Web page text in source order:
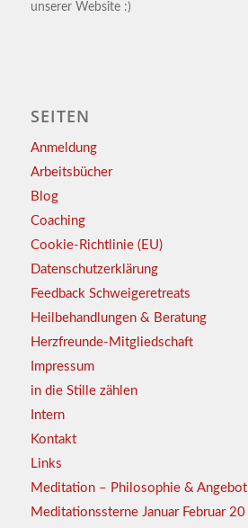
unserer Website :)
SEITEN
Anmeldung
Arbeitsbücher
Blog
Coaching
Cookie-Richtlinie (EU)
Datenschutzerklärung
Feedback Schweigeretreats
Heilbehandlungen & Beratung
Herzfreunde-Mitgliedschaft
Impressum
in die Stille zählen
Intern
Kontakt
Links
Meditation – Philosophie & Angebot
Meditationssterne Januar Februar 20